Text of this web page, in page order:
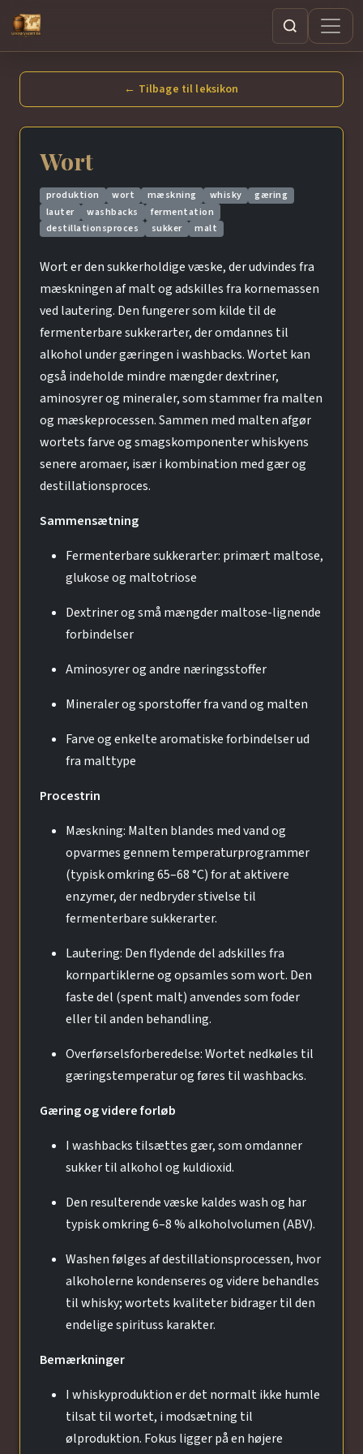
Søg
← Tilbage til leksikon
Wort
produktion wort mæskning whisky
gæring
lauter
washbacks
fermentation
destillationsproces
sukker malt
Wort er den sukkerholdige væske, der udvindes fra
mæskningen af malt og adskilles fra kornemassen
ved lautering. Den fungerer som kilde til de
fermenterbare sukkerarter, der omdannes til
alkohol under gæringen i washbacks. Wortet kan
også indeholde mindre mængder dextriner,
aminosyrer og mineraler, som stammer fra malten
og mæskeprocessen. Sammen med malten afgør
wortets farve og smagskomponenter whiskyens
senere aromaer, især i kombination med gær og
destillationsproces.
Sammensætning
Fermenterbare sukkerarter: primært maltose,
glukose og maltotriose
Dextriner og små mængder maltose-lignende
forbindelser
Aminosyrer og andre næringsstoffer
Mineraler og sporstoffer fra vand og malten
Farve og enkelte aromatiske forbindelser ud
fra malttype
Procestrin
Mæskning: Malten blandes med vand og
opvarmes gennem temperaturprogrammer
(typisk omkring 65–68 °C) for at aktivere
enzymer, der nedbryder stivelse til
fermenterbare sukkerarter.
Lautering: Den flydende del adskilles fra
kornpartiklerne og opsamles som wort. Den
faste del (spent malt) anvendes som foder
eller til anden behandling.
Overførselsforberedelse: Wortet nedkøles til
gæringstemperatur og føres til washbacks.
Gæring og videre forløb
I washbacks tilsættes gær, som omdanner
sukker til alkohol og kuldioxid.
Den resulterende væske kaldes wash og har
typisk omkring 6–8 % alkoholvolumen (ABV).
Washen følges af destillationsprocessen, hvor
alkoholerne kondenseres og videre behandles
til whisky; wortets kvaliteter bidrager til den
endelige spirituss karakter.
Bemærkninger
I whiskyproduktion er det normalt ikke humle
tilsat til wortet, i modsætning til
ølproduktion. Fokus ligger på en højere